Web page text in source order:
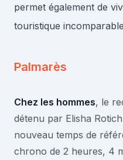
permet également de
touristique
Palmarès
Chez les hommes, le
détenu par Elisha
nouveau temps de
chrono de 2 heures, 4